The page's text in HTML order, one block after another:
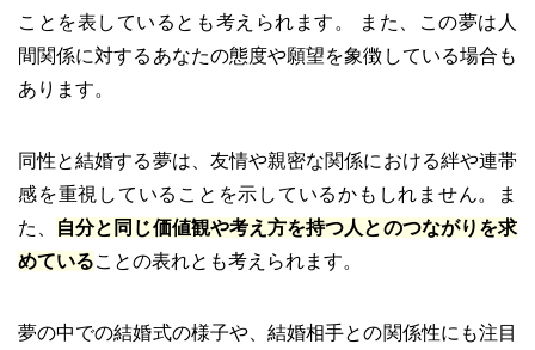
ことを表しているとも考えられます。 また、この夢は人
間関係に対するあなたの態度や願望を象徴している場合も
あります。
同性と結婚する夢は、友情や親密な関係における絆や連帯
感を重視していることを示しているかもしれません。ま
た、
自分と同じ価値観や考え方を持つ人とのつながりを求
めていることの表れとも考えられます。
夢の中での結婚式の様子や、結婚相手との関係性にも注目